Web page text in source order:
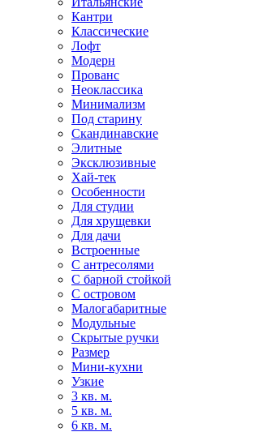
Кантри
Классические
Лофт
Модерн
Прованс
Неоклассика
Минимализм
Под старину
Скандинавские
Элитные
Эксклюзивные
Хай-тек
Особенности
Для студии
Для хрущевки
Для дачи
Встроенные
С антресолями
С барной стойкой
С островом
Малогабаритные
Модульные
Скрытые ручки
Размер
Мини-кухни
Узкие
3 кв. м.
5 кв. м.
6 кв. м.